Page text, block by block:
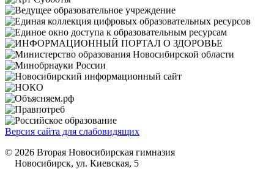
Версия сайта для слабовидящих
© 2026 Вторая Новосибирская гимназия
Новосибирск, ул. Киевская, 5